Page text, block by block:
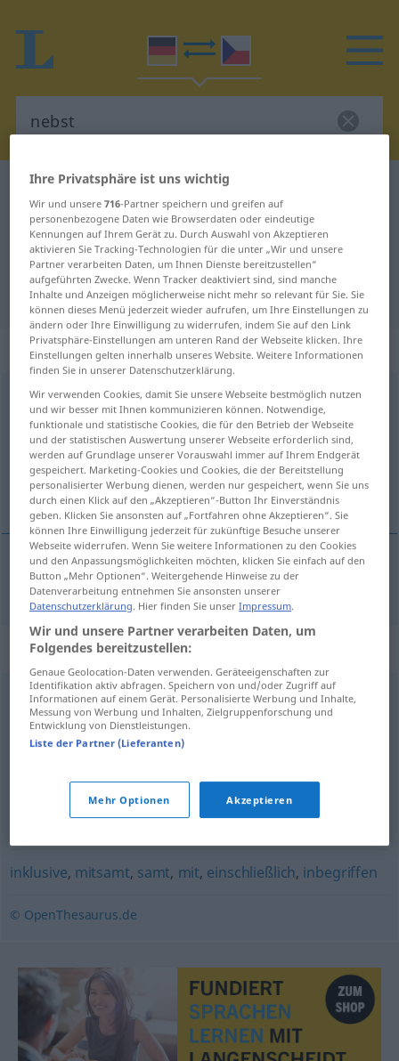
Deutsch-Tschechisch Wörterbuch
Deutsch-Tschechisch Übersetzung
für "nebst"
"nebst" Tschechisch Übersetzung
„nebst“: Präposition
nebstprp <dat >
Übersicht aller Übersetzungen
(Für mehr Details die Übersetzung anklicken/antippen)
s
nebst
Synonyme für "nebst"
zudem,außerdem, obendrein,neben
plus (ugs.) neben
inklusive, mitsamt, samt, mit, einschließlich, inbegriffen
© OpenThesaurus.de
Ihre Privatsphäre ist uns wichtig
Wir und unsere716-Partner speichern und greifen auf
personenbezogene Daten wie Browserdaten oder eindeutige
Kennungen auf Ihrem Gerät zu. Durch Auswahl von Akzeptieren
aktivieren Sie Tracking-Technologien für die unter „Wir und unsere
Partner verarbeiten Daten, um Ihnen Dienste bereitzustellen“
aufgeführten Zwecke. Wenn Tracker deaktiviert sind, sind manche
Inhalte und Anzeigen möglicherweise nicht mehr so relevant für Sie. Sie
können dieses Menü jederzeit wieder aufrufen, um Ihre Einstellungen zu
ändern oder Ihre Einwilligung zu widerrufen, indem Sie auf den Link
Privatsphäre-Einstellungen am unteren Rand der Webseite klicken. Ihre
Einstellungen gelten innerhalb unseres Website. Weitere Informationen
finden Sie in unserer Datenschutzerklärung.
Wir verwenden Cookies, damit Sie unsere Webseite bestmöglich nutzen
und wir besser mit Ihnen kommunizieren können. Notwendige,
funktionale und statistische Cookies, die für den Betrieb der Webseite
und der statistischen Auswertung unserer Webseite erforderlich sind,
werden auf Grundlage unserer Vorauswahl immer auf Ihrem Endgerät
gespeichert. Marketing-Cookies und Cookies, die der Bereitstellung
personalisierter Werbung dienen, werden nur gespeichert, wenn Sie uns
durch einen Klick auf den „Akzeptieren“-Button Ihr Einverständnis
geben. Klicken Sie ansonsten auf „Fortfahren ohne Akzeptieren“. Sie
können Ihre Einwilligung jederzeit für zukünftige Besuche unserer
Webseite widerrufen. Wenn Sie weitere Informationen zu den Cookies
und den Anpassungsmöglichkeiten möchten, klicken Sie einfach auf den
Button „Mehr Optionen“. Weitergehende Hinweise zu der
Datenverarbeitung entnehmen Sie ansonsten unserer
Datenschutzerklärung. Hier finden Sie unserImpressum.
Wir und unsere Partner verarbeiten Daten, um
Folgendes bereitzustellen:
Genaue Geolocation-Daten verwenden. Geräteeigenschaften zur
Identifikation aktiv abfragen. Speichern von und/oder Zugriff auf
Informationen auf einem Gerät. Personalisierte Werbung und Inhalte,
Messung von Werbung und Inhalten, Zielgruppenforschung und
Entwicklung von Dienstleistungen.
Liste der Partner (Lieferanten)
Mehr Optionen Akzeptieren